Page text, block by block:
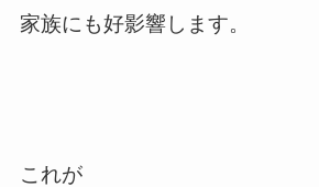
家族にも好影響します。
これが